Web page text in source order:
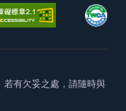
若有欠妥之處，請隨時與